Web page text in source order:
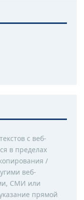
с веб-
в пределах
/
веб-
СМИ или
прямой